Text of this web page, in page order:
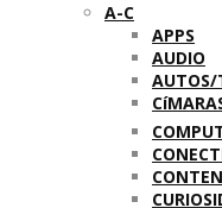
A-C
APPS
AUDIO
AUTOS/